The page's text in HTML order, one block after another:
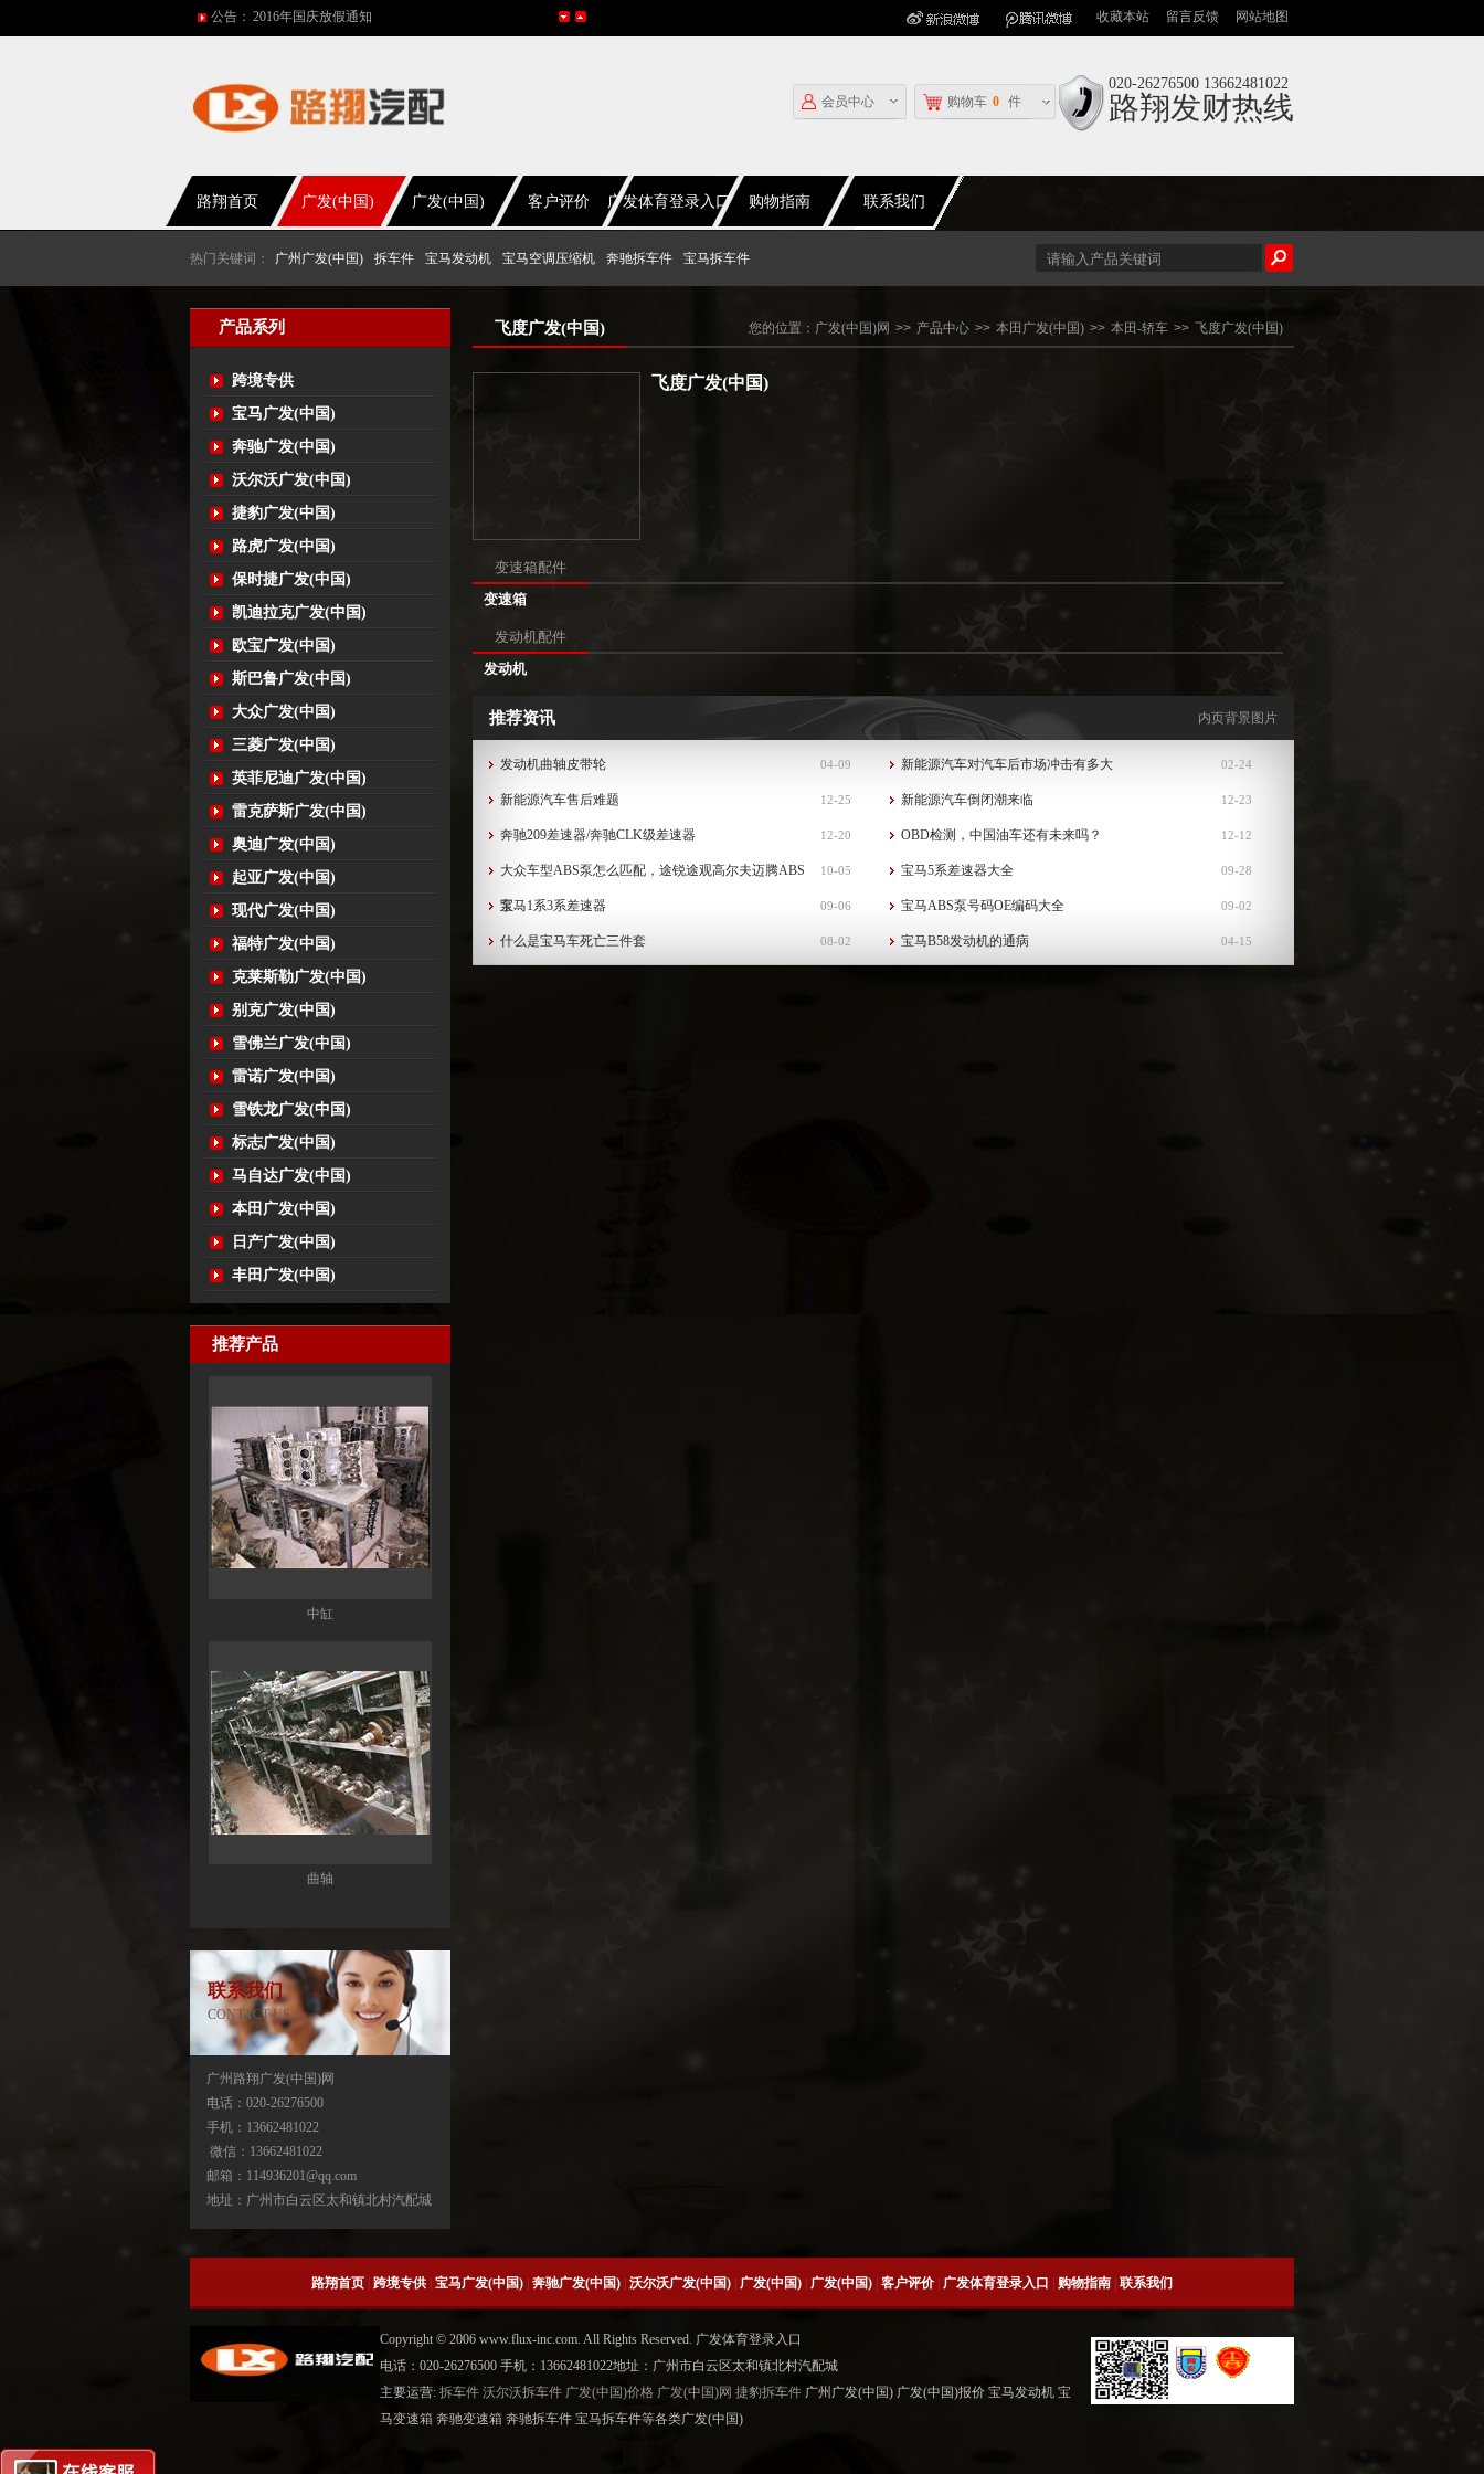
公告： 2016年国庆放假通知
五一放假通知
2017年春节放假通知
网站地图
留言反馈
收藏本站
020-26276500 13662481022
路翔发财热线
购物车 0 件
会员中心
路翔首页 广发(中国) 广发(中国) 客户评价 广发体育登录入口 购物指南 联系我们
热门关键词： 广州广发(中国) 拆车件 宝马发动机 宝马空调压缩机 奔驰拆车件 宝马拆车件
产品系列
跨境专供
宝马广发(中国)
奔驰广发(中国)
沃尔沃广发(中国)
捷豹广发(中国)
路虎广发(中国)
保时捷广发(中国)
凯迪拉克广发(中国)
欧宝广发(中国)
斯巴鲁广发(中国)
大众广发(中国)
三菱广发(中国)
英菲尼迪广发(中国)
雷克萨斯广发(中国)
奥迪广发(中国)
起亚广发(中国)
现代广发(中国)
福特广发(中国)
克莱斯勒广发(中国)
别克广发(中国)
雪佛兰广发(中国)
雷诺广发(中国)
雪铁龙广发(中国)
标志广发(中国)
马自达广发(中国)
本田广发(中国)
日产广发(中国)
丰田广发(中国)
推荐产品
中缸
曲轴
宝马X3分动箱/器ATC13-ATC450-ATC45L-
宝马X5分动箱/器-ATC500-ATC700-
ATC45L-ATC450-ATC13
联系我们
CONTACT US
广州路翔广发(中国)网
电话：020-26276500
手机：13662481022
微信：13662481022
邮箱：114936201@qq.com
地址：广州市白云区太和镇北村汽配城
您的位置： 广发(中国)网 >> 产品中心 >> 本田广发(中国) >> 本田-轿车 >> 飞度广发(中国)
飞度广发(中国)
飞度广发(中国)
变速箱配件
变速箱
发动机配件
发动机
内页背景图片
推荐资讯
04-09
发动机曲轴皮带轮 02-24
新能源汽车对汽车后市场冲击有多大
12-25
新能源汽车售后难题 12-23
新能源汽车倒闭潮来临
12-20
奔驰209差速器/奔驰CLK级差速器 12-12
OBD检测，中国油车还有未来吗？
10-05
大众车型ABS泵怎么匹配，途锐途观高尔夫迈腾ABS
泵...
09-28
宝马5系差速器大全
09-06
宝马1系3系差速器 09-02
宝马ABS泵号码OE编码大全
08-02
什么是宝马车死亡三件套 04-15
宝马B58发动机的通病
路翔首页 跨境专供 宝马广发(中国) 奔驰广发(中国) 沃尔沃广发(中国) 广发(中国) 广发(中国) 客户评价 广发体育登录入口 购物指南 联系我们
Copyright © 2006 www.flux-inc.com. All Rights Reserved. 广发体育登录入口
电话：020-26276500 手机：13662481022地址：广州市白云区太和镇北村汽配城
主要运营: 拆车件 沃尔沃拆车件 广发(中国)价格 广发(中国)网 捷豹拆车件 广州广发(中国) 广发(中国)报价 宝马发动机 宝
马变速箱 奔驰变速箱 奔驰拆车件 宝马拆车件等各类广发(中国)